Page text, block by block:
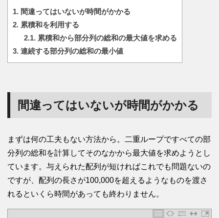
1. 間違ってはいないが時間がかかる
2. 累積和を利用する
2.1.累積和から部分列の総和の最大値を求める
3. 連続する部分列の総和の最小値
間違ってはいないが時間がかかる
まずは何の工夫もない方法から。二重ループですべての部
分列の総和を計算してそのなかから最大値を求めようとし
ています。与えられた配列が短ければこれでも問題ないの
ですが、配列の長さが100,000を超えるようなものを渡さ
れるといくら時間があっても終わりません。